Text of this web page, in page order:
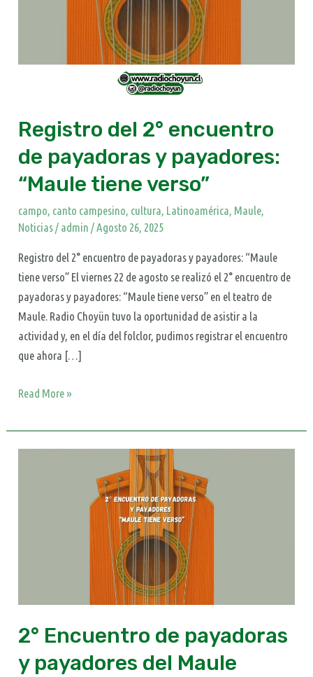
Registro del 2° encuentro
de payadoras y payadores:
“Maule tiene verso”
campo, canto campesino, cultura, Latinoamérica, Maule,
Noticias/ admin/Agosto 26, 2025
Registro del 2° encuentro de payadoras y payadores: “Maule
tiene verso” El viernes 22 de agosto se realizó el 2° encuentro de
payadoras y payadores: “Maule tiene verso” en el teatro de
Maule. Radio Choyün tuvo la oportunidad de asistir a la
actividad y, en el día del folclor, pudimos registrar el encuentro
que ahora […]
Read More »
2° Encuentro de payadoras
y payadores del Maule